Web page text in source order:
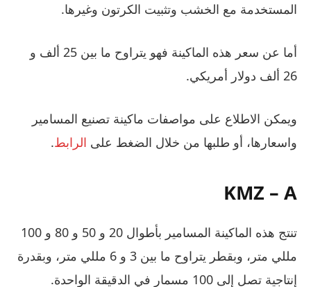
المستخدمة مع الخشب وتثبيت الكرتون وغيرها.
أما عن سعر هذه الماكينة فهو يتراوح ما بين 25 ألف و
26 ألف دولار أمريكي.
ويمكن الاطلاع على مواصفات ماكينة تصنيع المسامير
واسعارها، أو طلبها من خلال الضغط على الرابط.
KMZ – A
تنتج هذه الماكينة المسامير بأطوال 20 و 50 و 80 و 100
مللي متر، وبقطر يتراوح ما بين 3 و 6 مللي متر، وبقدرة
إنتاجية تصل إلى 100 مسمار في الدقيقة الواحدة.